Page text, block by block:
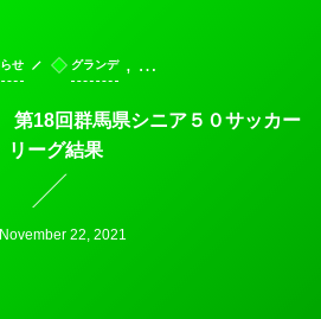
せ グランデ , …
18回群馬県シニア５０サッカー
リーグ結果
November 22 ,2021